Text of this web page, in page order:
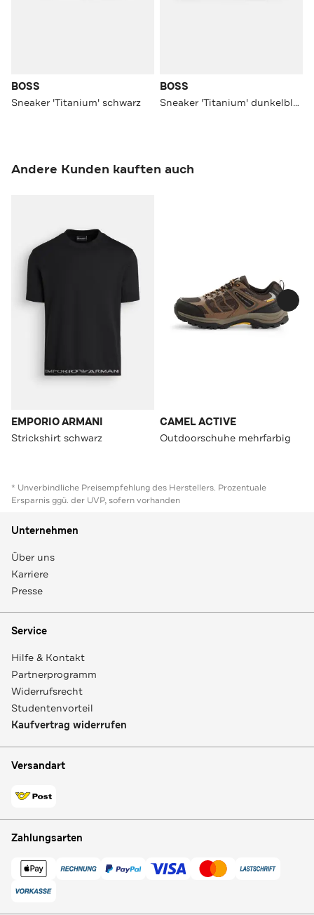
BOSS
Sneaker 'Titanium' schwarz
BOSS
Sneaker 'Titanium' dunkelblau
Andere Kunden kauften auch
EMPORIO ARMANI
Strickshirt schwarz
CAMEL ACTIVE
Outdoorschuhe mehrfarbig
* Unverbindliche Preisempfehlung des Herstellers. Prozentuale
Ersparnis ggü. der UVP, sofern vorhanden
Unternehmen
Über uns
Karriere
Presse
Service
Hilfe & Kontakt
Partnerprogramm
Widerrufsrecht
Studentenvorteil
Kaufvertrag widerrufen
Versandart
Zahlungsarten